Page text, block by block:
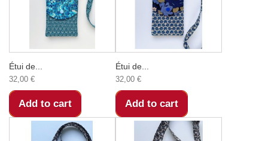
Étui de...
32,00 €
Add to cart
Étui de...
32,00 €
Add to cart